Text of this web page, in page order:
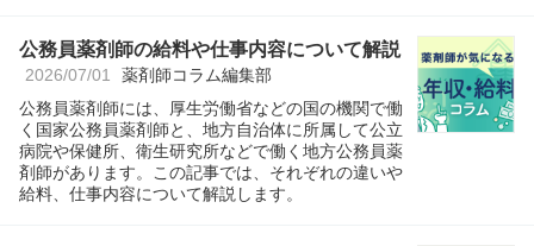
公務員薬剤師の給料や仕事内容について解説
2026/07/01 薬剤師コラム編集部
公務員薬剤師には、厚生労働省などの国の機関で働
く国家公務員薬剤師と、地方自治体に所属して公立
病院や保健所、衛生研究所などで働く地方公務員薬
剤師があります。この記事では、それぞれの違いや
給料、仕事内容について解説します。